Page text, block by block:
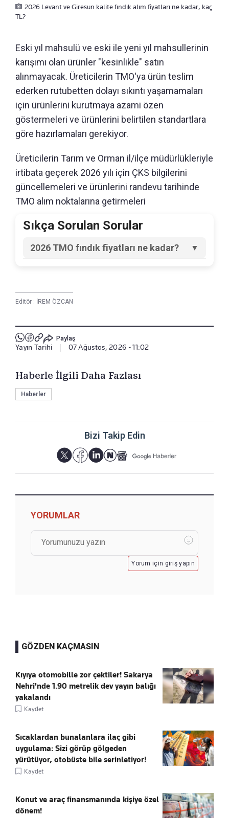
2026 Levant ve Giresun kalite fındık alım fiyatları ne kadar, kaç
TL?
Eski yıl mahsulü ve eski ile yeni yıl mahsullerinin
karışımı olan ürünler "kesinlikle" satın
alınmayacak. Üreticilerin TMO'ya ürün teslim
ederken rutubetten dolayı sıkıntı yaşamamaları
için ürünlerini kurutmaya azami özen
göstermeleri ve ürünlerini belirtilen standartlara
göre hazırlamaları gerekiyor.
Üreticilerin Tarım ve Orman il/ilçe müdürlükleriyle
irtibata geçerek 2026 yılı için ÇKS bilgilerini
güncellemeleri ve ürünlerini randevu tarihinde
TMO alım noktalarına getirmeleri
Sıkça Sorulan Sorular
2026 TMO fındık fiyatları ne kadar?
ve Sivri kalite fındık 145 TL/kg olarak
belirlendi.
Editör : İREM ÖZCAN
Paylaş
Yayın Tarihi 07 Ağustos, 2026 - 11:02
Haberle İlgili Daha Fazlası
Haberler
Bizi Takip Edin
YORUMLAR
Yorum için giriş yapın
GÖZDEN KAÇMASIN
Kıyıya otomobille zor çektiler! Sakarya
Nehri'nde 1.90 metrelik dev yayın balığı
yakalandı
Kaydet
Sıcaklardan bunalanlara ilaç gibi
uygulama: Sizi görüp gölgeden
yürütüyor, otobüste bile serinletiyor!
Kaydet
Konut ve araç finansmanında kişiye özel
dönem!